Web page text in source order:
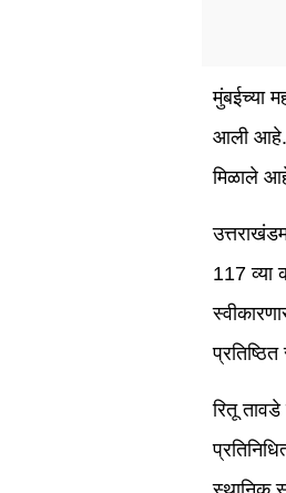
मुंबईच्या
आली आहे.
मिळाले
117 व्या
रितू तावडे